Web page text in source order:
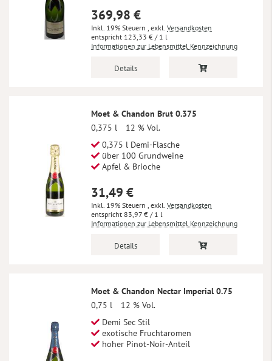
369,98 €
Inkl. 19% Steuern , exkl. Versandkosten
123,33 € / 1 l
Informationen zur Lebensmittel Kennzeichnung
Details
Moet & Chandon Brut 0.375
0,375 l
12 % Vol.
0,375 l Demi-Flasche
über 100 Grundweine
Apfel & Brioche
31,49 €
Inkl. 19% Steuern , exkl. Versandkosten
83,97 € / 1 l
Informationen zur Lebensmittel Kennzeichnung
Details
Moet & Chandon Nectar Imperial 0.75
0,75 l
12 % Vol.
Demi Sec Stil
exotische Fruchtaromen
hoher Pinot-Noir-Anteil